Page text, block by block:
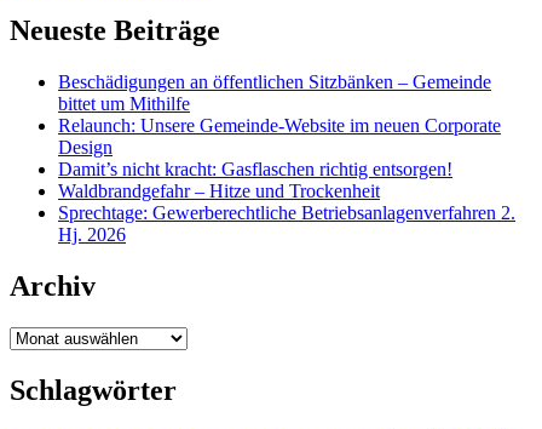
Neueste Beiträge
Beschädigungen an öffentlichen Sitzbänken – Gemeinde
bittet um Mithilfe
Relaunch: Unsere Gemeinde-Website im neuen Corporate
Design
Damit’s nicht kracht: Gasflaschen richtig entsorgen!
Waldbrandgefahr – Hitze und Trockenheit
Sprechtage: Gewerberechtliche Betriebsanlagenverfahren 2.
Hj. 2026
Archiv
Archiv
Schlagwörter